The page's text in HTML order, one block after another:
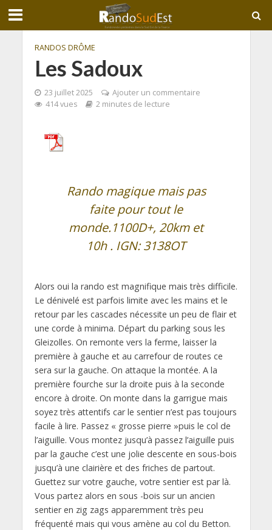
RANDOS DRÔME
Les Sadoux
23 juillet 2025
Ajouter un commentaire
414 vues
2 minutes de lecture
Rando magique mais pas
faite pour tout le
monde.1100D+, 20km et
10h . IGN: 3138OT
Alors oui la rando est magnifique mais très difficile.
Le dénivelé est parfois limite avec les mains et le
retour par les cascades nécessite un peu de flair et
une corde à minima. Départ du parking sous les
Gleizolles. On remonte vers la ferme, laisser la
première à gauche et au carrefour de routes ce
sera sur la gauche. On attaque la montée. A la
première fourche sur la droite puis à la seconde
encore à droite. On monte dans la garrigue mais
soyez très attentifs car le sentier n’est pas toujours
facile à lire. Passez « grosse pierre »puis le col de
l’aiguille. Vous montez jusqu’à passez l’aiguille puis
par la gauche c’est une jolie descente en sous-bois
jusqu’à une clairière et des friches de partout.
Guettez sur votre gauche, votre sentier est par là.
Vous partez alors en sous -bois sur un ancien
sentier en zig zags apparemment très peu
fréquenté mais qui vous amène au col du Betton.